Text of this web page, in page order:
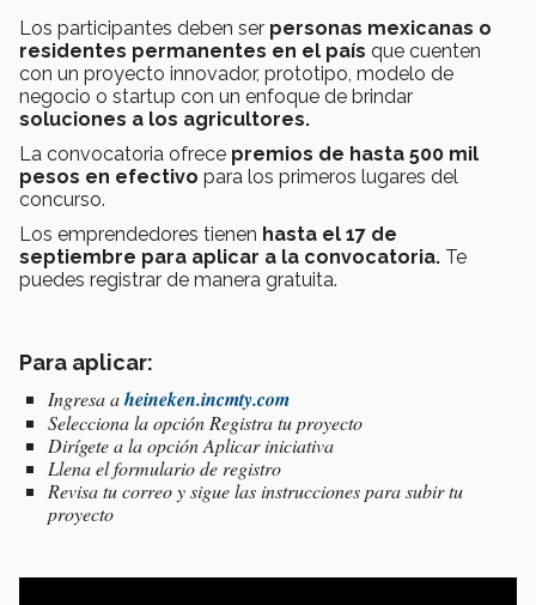
Los participantes deben ser personas mexicanas o
residentes permanentes en el país que cuenten
con un proyecto innovador, prototipo, modelo de
negocio o startup con un enfoque de brindar
soluciones a los agricultores.
La convocatoria ofrece premios de hasta 500 mil
pesos en efectivo para los primeros lugares del
concurso.
Los emprendedores tienen hasta el 17 de
septiembre para aplicar a la convocatoria. Te
puedes registrar de manera gratuita.
Para aplicar:
Ingresa aheineken.incmty.com
Selecciona la opción Registra tu proyecto
Dirígete a la opción Aplicar iniciativa
Llena el formulario de registro
Revisa tu correo y sigue las instrucciones para subir tu
proyecto